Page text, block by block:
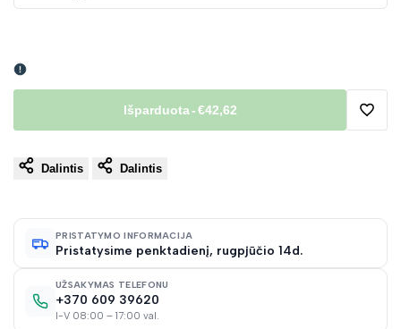
Išparduota-€42,62
Dalintis Dalintis
PRISTATYMO INFORMACIJA
Pristatysime penktadienį, rugpjūčio 14d.
UŽSAKYMAS TELEFONU
+370 609 39620
I-V 08:00 – 17:00 val.